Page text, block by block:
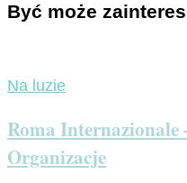
Być może
Na luzie
Roma Internazionale
Organizacje